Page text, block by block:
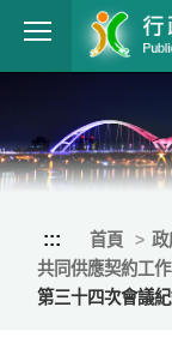
跳到主要內容
::: 首頁 政
共同供應契約工
第三十四次會議